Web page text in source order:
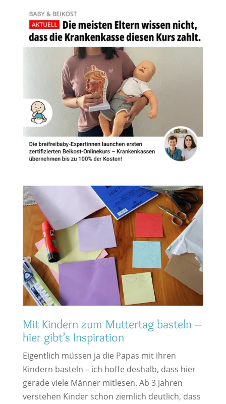
Mit Kindern zum Muttertag basteln –
hier gibt’s Inspiration
Eigentlich müssen ja die Papas mit ihren
Kindern basteln – ich hoffe deshalb, dass hier
gerade viele Männer mitlesen. Ab 3 Jahren
verstehen Kinder schon ziemlich deutlich, dass